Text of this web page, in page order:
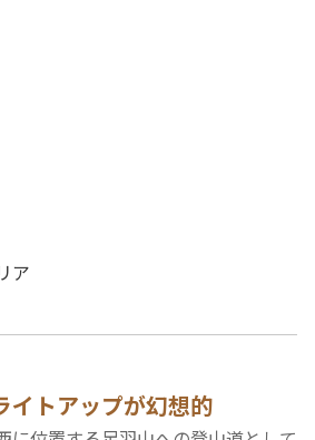
ア
イトアップが幻想的